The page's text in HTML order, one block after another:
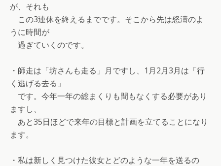
が、それも
この3連休を終えるまでです。そこから先は怒濤のよ
うに時間が
過ぎていくのです。
・師走は「坊さんも走る」月ですし、1月2月3月は「行
く逃げる去る」
です。今年一年の総まくりも間もなくする必要があり
ますし、
あと35日ほどで来年の目標と計画を立てることになり
ます。
・私は新しく見つけた彼女とどのような一年を送るの